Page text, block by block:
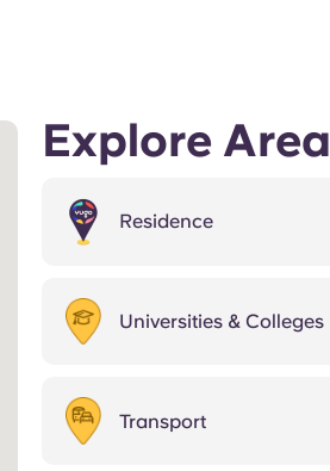
Explore Area
Residence
Universities & Colleges
Transport